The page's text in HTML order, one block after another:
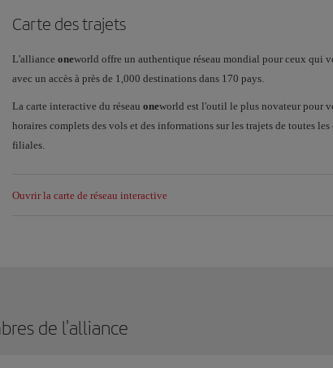
Carte des trajets
L'alliance oneworld offre un authentique réseau mondial pour ceux qui
avec un accès à près de 1,000 destinations dans 170 pays.
La carte interactive du réseau oneworld est l'outil le plus novateur pour
horaires complets des vols et des informations sur les trajets de toutes les
filiales.
Ouvrir la carte de réseau interactive
de l'alliance